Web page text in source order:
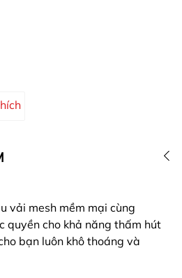
vải mesh mềm mại cùng
quyền cho khả năng thấm hút
bạn luôn khô thoáng và